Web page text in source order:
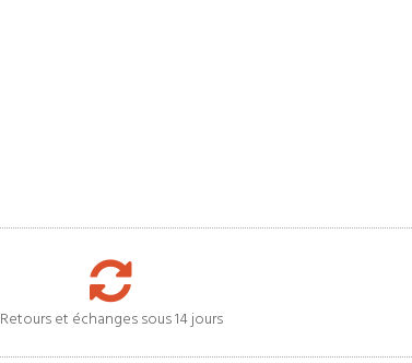
Retours et échanges sous 14 jours